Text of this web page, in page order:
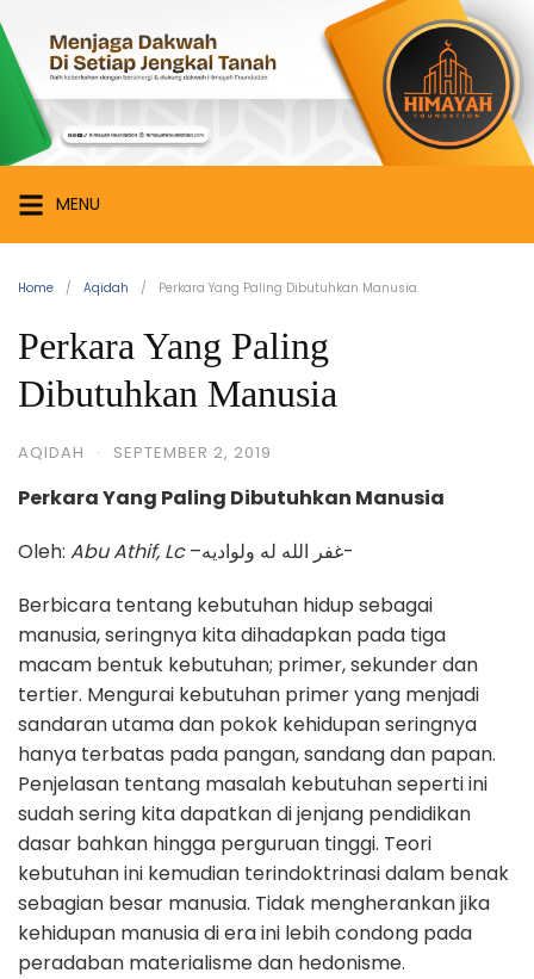
to
content
Himayah
Foundation
Menjaga
Dakwah
di
Setiap
Jengkal
MENU
Home Aqidah Perkara Yang Paling Dibutuhkan Manusia
Perkara Yang Paling
Dibutuhkan Manusia
AQIDAH · SEPTEMBER 2, 2019
Perkara Yang Paling Dibutuhkan Manusia
Oleh: Abu Athif, Lc
–غفر الله له ولواديه-
Berbicara tentang kebutuhan hidup sebagai
manusia, seringnya kita dihadapkan pada tiga
macam bentuk kebutuhan; primer, sekunder dan
tertier. Mengurai kebutuhan primer yang menjadi
sandaran utama dan pokok kehidupan seringnya
hanya terbatas pada pangan, sandang dan papan.
Penjelasan tentang masalah kebutuhan seperti ini
sudah sering kita dapatkan di jenjang pendidikan
dasar bahkan hingga perguruan tinggi. Teori
kebutuhan ini kemudian terindoktrinasi dalam benak
sebagian besar manusia. Tidak mengherankan jika
kehidupan manusia di era ini lebih condong pada
peradaban materialisme dan hedonisme.